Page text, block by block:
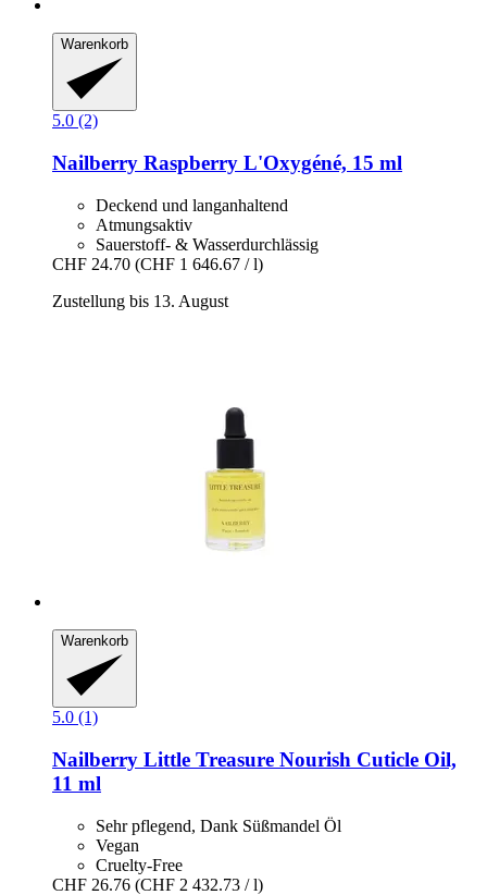
Warenkorb
5.0 (2)
Nailberry Raspberry L'Oxygéné, 15 ml
Deckend und langanhaltend
Atmungsaktiv
Sauerstoff- & Wasserdurchlässig
CHF 24.70 (CHF 1 646.67 / l)
Zustellung bis 13. August
Warenkorb
5.0 (1)
Nailberry Little Treasure Nourish Cuticle Oil,
11 ml
Sehr pflegend, Dank Süßmandel Öl
Vegan
Cruelty-Free
CHF 26.76 (CHF 2 432.73 / l)